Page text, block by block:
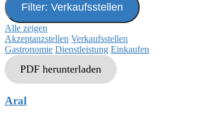
Filter: Verkaufsstellen
Alle zeigen
Akzeptanzstellen Verkaufsstellen
Gastronomie Dienstleistung Einkaufen
PDF herunterladen
Aral